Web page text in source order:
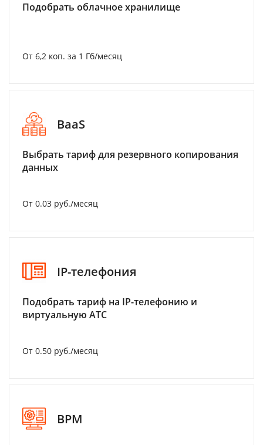
Подобрать облачное хранилище
От 6,2 коп. за 1 Гб/месяц
BaaS
Выбрать тариф для резервного копирования
данных
От 0.03 руб./месяц
IP-телефония
Подобрать тариф на IP-телефонию и
виртуальную АТС
От 0.50 руб./месяц
BPM